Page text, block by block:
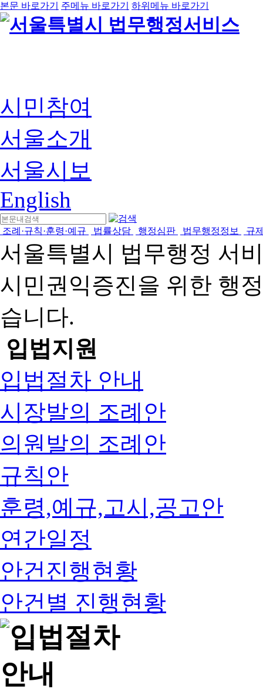
본문 바로가기 주메뉴 바로가기 하위메뉴 바로가기
시민참여
서울소개
서울시보
English
조례·규칙·훈령·예규 법률상담 행정심판 법무행정정보 규
서울특별시 법무행정 서
시민권익증진을 위한 행
습니다.
입법지원
입법절차 안내
시장발의 조례안
의원발의 조례안
규칙안
훈령,예규,고시,공고안
연간일정
안건진행현황
안건별 진행현황